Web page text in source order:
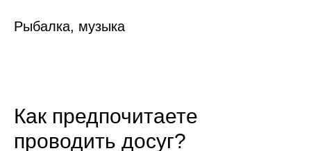
Рыбалка, музыка
Как предпочитаете
проводить досуг?